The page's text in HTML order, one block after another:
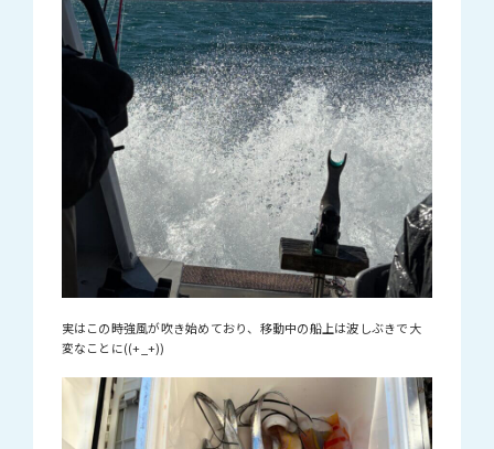
実はこの時強風が吹き始めており、移動中の船上は波しぶきで大
変なことに((+_+))